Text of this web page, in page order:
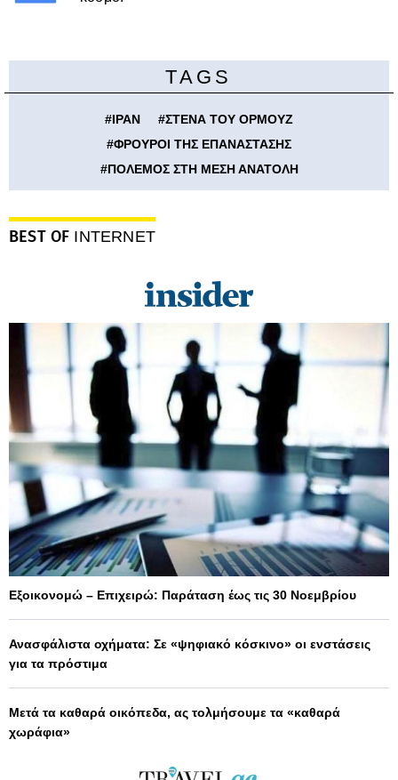
TAGS
#ΙΡΑΝ #ΣΤΕΝΑ ΤΟΥ ΟΡΜΟΥΖ
#ΦΡΟΥΡΟΙ ΤΗΣ ΕΠΑΝΑΣΤΑΣΗΣ
#ΠΟΛΕΜΟΣ ΣΤΗ ΜΕΣΗ ΑΝΑΤΟΛΗ
BEST OF INTERNET
Εξοικονομώ – Επιχειρώ: Παράταση έως τις 30 Νοεμβρίου
Ανασφάλιστα οχήματα: Σε «ψηφιακό κόσκινο» οι ενστάσεις
για τα πρόστιμα
Μετά τα καθαρά οικόπεδα, ας τολμήσουμε τα «καθαρά
χωράφια»